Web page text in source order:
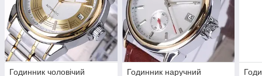
Годинник чоловічий
Годинник наручний